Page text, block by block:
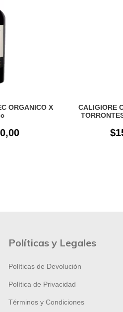
ORGANICO X
CALIGIORE
Políticas y Legales
Políticas de Devolución
Política de Privacidad
Términos y Condiciones